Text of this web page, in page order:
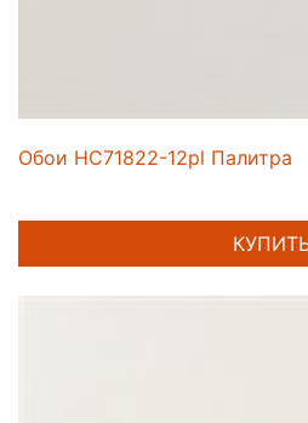
Обои HC71822-12pl Палитра